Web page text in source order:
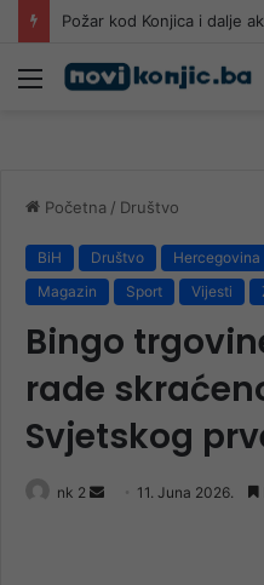
Meni
Početna / Društvo
BiH Društvo Hercegovina
Magazin
Sport Vijesti
Bingo
rade
Svjetskog
nk 2
Send 11. Juna 2026.